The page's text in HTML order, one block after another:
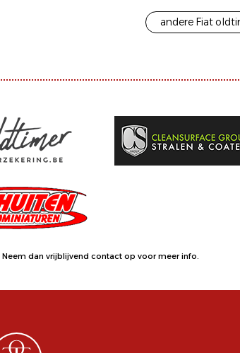
andere Fiat
Neem dan vrijblijvend contact op voor meer info.